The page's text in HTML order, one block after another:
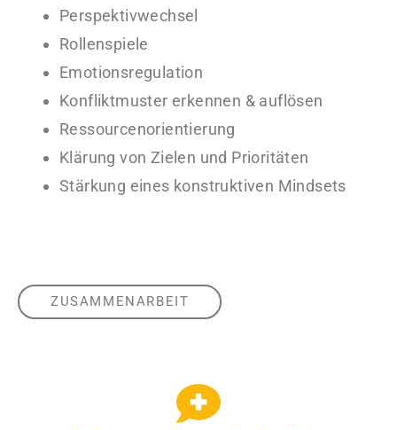
Perspektivwechsel
Rollenspiele
Emotionsregulation
Konfliktmuster erkennen & auflösen
Ressourcenorientierung
Klärung von Zielen und Prioritäten
Stärkung eines konstruktiven Mindsets
ZUSAMMENARBEIT